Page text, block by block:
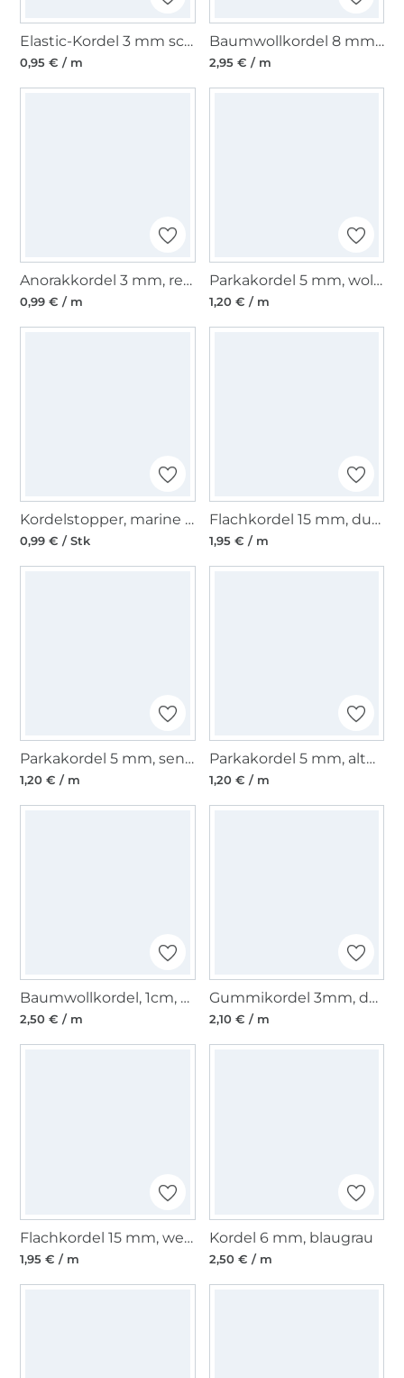
Elastic-Kordel 3 mm schwarz
0,95 € / m
Baumwollkordel 8 mm, schwarz
2,95 € / m
Anorakkordel 3 mm, reinweiss
0,99 € / m
Parkakordel 5 mm, wollweiss
1,20 € / m
Kordelstopper, marine 15 mm
0,99 € / Stk
Flachkordel 15 mm, dunkelmint
1,95 € / m
Parkakordel 5 mm, senfgelb
1,20 € / m
Parkakordel 5 mm, altgrün
1,20 € / m
Baumwollkordel, 1cm, pastellbraun
2,50 € / m
Gummikordel 3mm, dunkelblau
2,10 € / m
Flachkordel 15 mm, weiß
1,95 € / m
Kordel 6 mm, blaugrau
2,50 € / m